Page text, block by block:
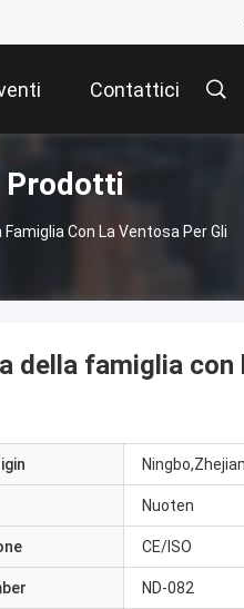
Contattici
Prodotti
Con La Ventosa Per Gli
della famiglia con
Nuoten
CE/ISO
ND-082